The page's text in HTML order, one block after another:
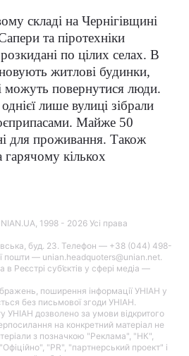
складі на Чернігівщині
та піротехніки
по цілих селах. В
житлові будинки,
можуть повернутися люди.
лише вулиці зібрали
Майже 50
для проживання. Також
гарячому кількох
1998 - 2026 Усі права
буд. 23. Телефон — +38 (044) 498-
пошти — unian.headquoters@unian.net.
в Реєстрі суб’єктів у сфері медіа —
поширення інформації УНІАН у
без письмової згоди УНІАН.
УНІАН дозволено за умови відкритого
на конкретний матеріал не
з позначкою "Реклама", "НК",
"PR", "партнерський проект" і